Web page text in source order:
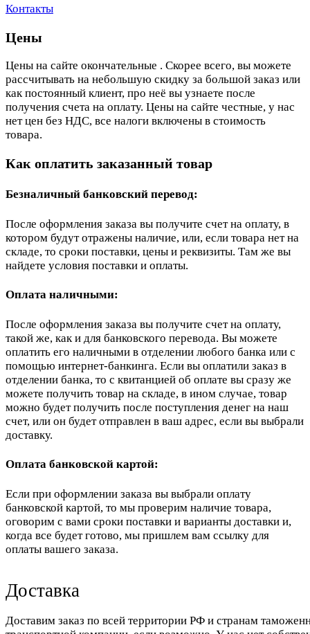
Контакты
Цены
Цены на сайте окончательные . Скорее всего, вы можете
рассчитывать на небольшую скидку за большой заказ или
как постоянный клиент, про неё вы узнаете после
получения счета на оплату. Цены на сайте честные, у нас
нет цен без НДС, все налоги включены в стоимость
товара.
Как оплатить заказанный товар
Безналичный банковский перевод:
После оформления заказа вы получите счет на оплату, в
котором будут отражены наличие, или, если товара нет на
складе, то сроки поставки, цены и реквизиты. Там же вы
найдете условия поставки и оплаты.
Оплата наличными:
После оформления заказа вы получите счет на оплату,
такой же, как и для банковского перевода. Вы можете
оплатить его наличными в отделении любого банка или с
помощью интернет-банкинга. Если вы оплатили заказ в
отделении банка, то с квитанцией об оплате вы сразу же
можете получить товар на складе, в ином случае, товар
можно будет получить после поступления денег на наш
счет, или он будет отправлен в ваш адрес, если вы выбрали
доставку.
Оплата банковской картой:
Если при оформлении заказа вы выбрали оплату
банковской картой, то мы проверим наличие товара,
оговорим с вами сроки поставки и варианты доставки и,
когда все будет готово, мы пришлем вам ссылку для
оплаты вашего заказа.
Доставка
Доставим заказ по всей территории РФ и странам